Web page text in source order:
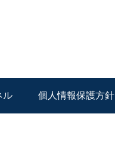
ル 個人情報保護方針